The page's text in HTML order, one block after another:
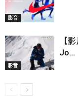
影音
影音
【
Jo...